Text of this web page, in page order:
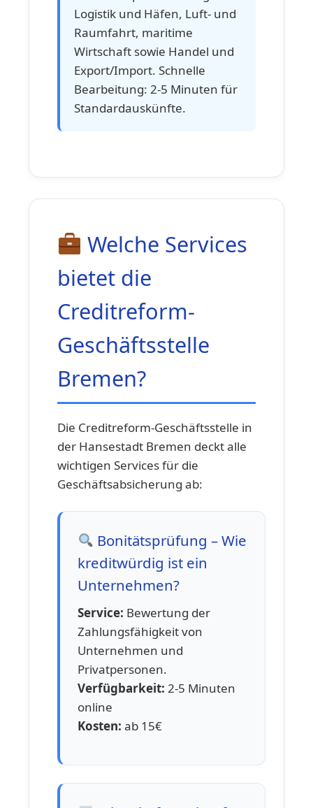
Logistik und Häfen, Luft- und
Raumfahrt, maritime
Wirtschaft sowie Handel und
Export/Import. Schnelle
Bearbeitung: 2-5 Minuten für
Standardauskünfte.
Welche Services
bietet die
Creditreform-
Geschäftsstelle
Bremen?
Die Creditreform-Geschäftsstelle in
der Hansestadt Bremen deckt alle
wichtigen Services für die
Geschäftsabsicherung ab:
Bonitätsprüfung – Wie
kreditwürdig ist ein
Unternehmen?
Service: Bewertung der
Zahlungsfähigkeit von
Unternehmen und
Privatpersonen.
Verfügbarkeit: 2-5 Minuten
online
Kosten: ab 15€